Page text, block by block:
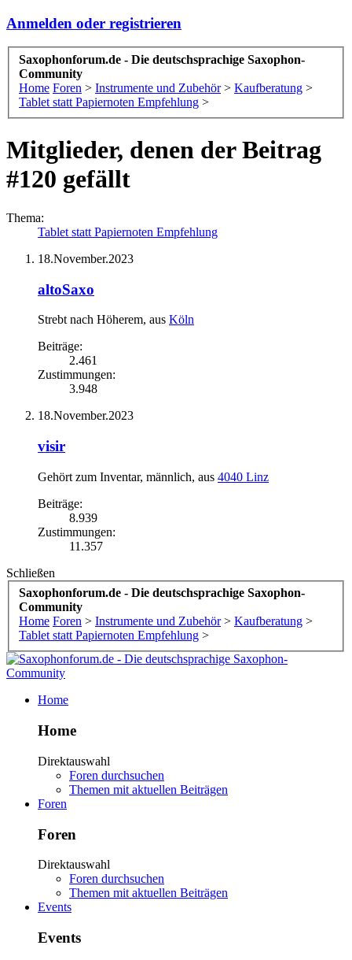
Anmelden oder registrieren
Saxophonforum.de - Die deutschsprachige Saxophon-
Community
Home Foren > Instrumente und Zubehör > Kaufberatung >
Tablet statt Papiernoten Empfehlung >
Mitglieder, denen der Beitrag
#120 gefällt
Thema:
Tablet statt Papiernoten Empfehlung
18.November.2023
altoSaxo
Strebt nach Höherem, aus Köln
Beiträge:
2.461
Zustimmungen:
3.948
18.November.2023
visir
Gehört zum Inventar, männlich, aus 4040 Linz
Beiträge:
8.939
Zustimmungen:
11.357
Schließen
Saxophonforum.de - Die deutschsprachige Saxophon-
Community
Home Foren > Instrumente und Zubehör > Kaufberatung >
Tablet statt Papiernoten Empfehlung >
Home
Home
Direktauswahl
Foren durchsuchen
Themen mit aktuellen Beiträgen
Foren
Foren
Direktauswahl
Foren durchsuchen
Themen mit aktuellen Beiträgen
Events
Events